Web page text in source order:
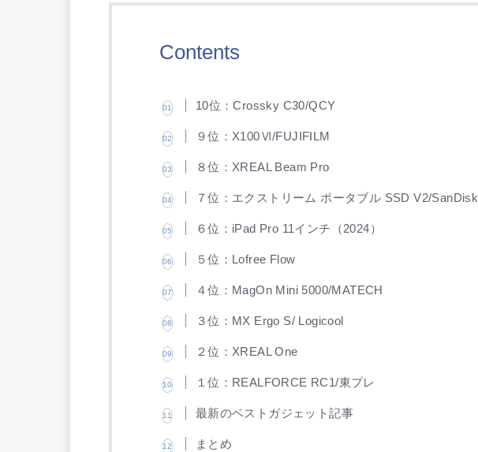
Contents
10位：Crossky C30/QCY
９位：X100Ⅵ/FUJIFILM
８位：XREAL Beam Pro
７位：エクストリーム ポータブル SSD V2/SanDisk
６位：iPad Pro 11インチ（2024）
５位：Lofree Flow
４位：MagOn Mini 5000/MATECH
３位：MX Ergo S/ Logicool
２位：XREAL One
１位：REALFORCE RC1/東プレ
最新のベストガジェット記事
まとめ